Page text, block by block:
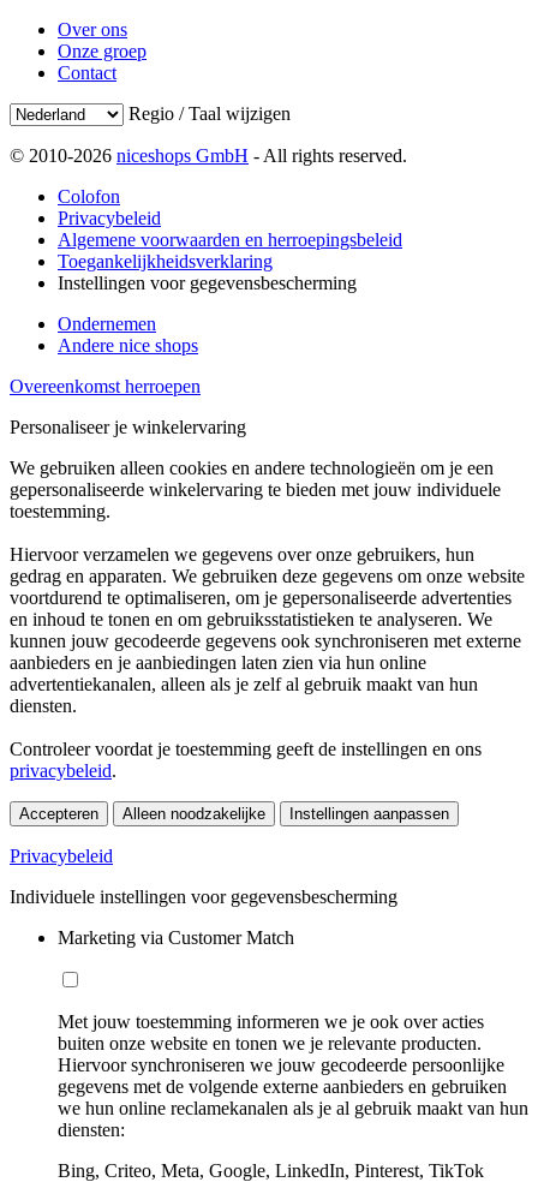
Over ons
Onze groep
Contact
Regio / Taal wijzigen
© 2010-2026 niceshops GmbH - All rights reserved.
Colofon
Privacybeleid
Algemene voorwaarden en herroepingsbeleid
Toegankelijkheidsverklaring
Instellingen voor gegevensbescherming
Ondernemen
Andere nice shops
Overeenkomst herroepen
Personaliseer je winkelervaring
We gebruiken alleen cookies en andere technologieën om je een
gepersonaliseerde winkelervaring te bieden met jouw individuele
toestemming.
Hiervoor verzamelen we gegevens over onze gebruikers, hun
gedrag en apparaten. We gebruiken deze gegevens om onze website
voortdurend te optimaliseren, om je gepersonaliseerde advertenties
en inhoud te tonen en om gebruiksstatistieken te analyseren. We
kunnen jouw gecodeerde gegevens ook synchroniseren met externe
aanbieders en je aanbiedingen laten zien via hun online
advertentiekanalen, alleen als je zelf al gebruik maakt van hun
diensten.
Controleer voordat je toestemming geeft de instellingen en ons
privacybeleid.
Accepteren Alleen noodzakelijke Instellingen aanpassen
Privacybeleid
Individuele instellingen voor gegevensbescherming
Marketing via Customer Match
Met jouw toestemming informeren we je ook over acties
buiten onze website en tonen we je relevante producten.
Hiervoor synchroniseren we jouw gecodeerde persoonlijke
gegevens met de volgende externe aanbieders en gebruiken
we hun online reclamekanalen als je al gebruik maakt van hun
diensten:
Bing, Criteo, Meta, Google, LinkedIn, Pinterest, TikTok